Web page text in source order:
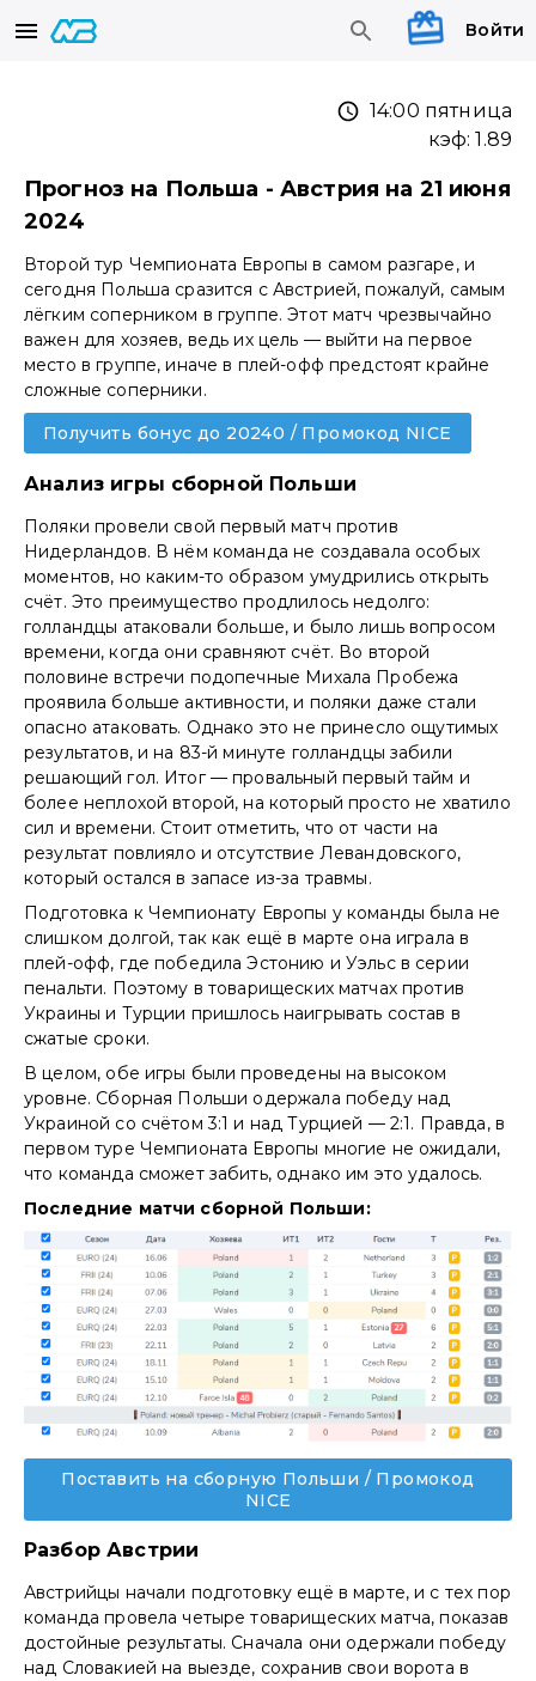
Войти
14:00 пятница
кэф:1.89
Прогноз на Польша - Австрия на 21 июня
2024
Второй тур Чемпионата Европы в самом разгаре, и
сегодня Польша сразится с Австрией, пожалуй, самым
лёгким соперником в группе. Этот матч чрезвычайно
важен для хозяев, ведь их цель — выйти на первое
место в группе, иначе в плей-офф предстоят крайне
сложные соперники.
Получить бонус до 20240 / Промокод NICE
Анализ игры сборной Польши
Поляки провели свой первый матч против
Нидерландов. В нём команда не создавала особых
моментов, но каким-то образом умудрились открыть
счёт. Это преимущество продлилось недолго:
голландцы атаковали больше, и было лишь вопросом
времени, когда они сравняют счёт. Во второй
половине встречи подопечные Михала Пробежа
проявила больше активности, и поляки даже стали
опасно атаковать. Однако это не принесло ощутимых
результатов, и на 83-й минуте голландцы забили
решающий гол. Итог — провальный первый тайм и
более неплохой второй, на который просто не хватило
сил и времени. Стоит отметить, что от части на
результат повлияло и отсутствие Левандовского,
который остался в запасе из-за травмы.
Подготовка к Чемпионату Европы у команды была не
слишком долгой, так как ещё в марте она играла в
плей-офф, где победила Эстонию и Уэльс в серии
пенальти. Поэтому в товарищеских матчах против
Украины и Турции пришлось наигрывать состав в
сжатые сроки.
В целом, обе игры были проведены на высоком
уровне. Сборная Польши одержала победу над
Украиной со счётом 3:1 и над Турцией — 2:1. Правда, в
первом туре Чемпионата Европы многие не ожидали,
что команда сможет забить, однако им это удалось.
Последние матчи сборной Польши:
Поставить на сборную Польши / Промокод
NICE
Разбор Австрии
Австрийцы начали подготовку ещё в марте, и с тех пор
команда провела четыре товарищеских матча, показав
достойные результаты. Сначала они одержали победу
над Словакией на выезде, сохранив свои ворота в